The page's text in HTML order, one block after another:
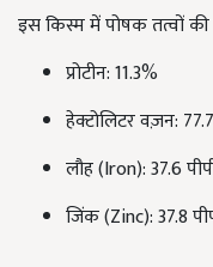
इस किस्म में पोषक तत्वों की
प्रोटीन: 11.3%
हेक्टोलिटर वज़न:
लौह (Iron): 37.6
जिंक (Zinc): 37.8